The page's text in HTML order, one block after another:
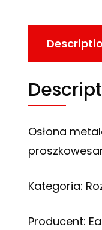
Osłona
Kategoria:
Producent: